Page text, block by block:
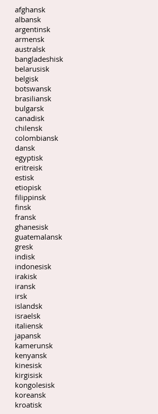
afghansk
albansk
argentinsk
armensk
australsk
bangladeshisk
belarusisk
belgisk
botswansk
brasiliansk
bulgarsk
canadisk
chilensk
colombiansk
dansk
egyptisk
eritreisk
estisk
etiopisk
filippinsk
finsk
fransk
ghanesisk
guatemalansk
gresk
indisk
indonesisk
irakisk
iransk
irsk
islandsk
israelsk
italiensk
japansk
kamerunsk
kenyansk
kinesisk
kirgisisk
kongolesisk
koreansk
kroatisk